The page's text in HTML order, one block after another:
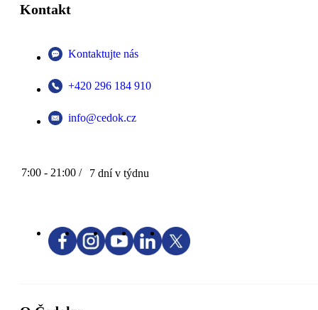
Kontakt
Kontaktujte nás
+420 296 184 910
info@cedok.cz
7:00 - 21:00 / 7 dní v týdnu